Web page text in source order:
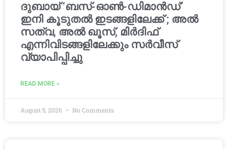
ദുബായ് ‘ബസ്-ഓൺ-ഡിമാൻഡ്’
ഇനി കൂടുതൽ ഇടങ്ങളിലേക്ക് ; അൽ
സത്വ, അൽ ഖൂസ്, മിർദിഫ്
എന്നിവിടങ്ങളിലേക്കും സർവീസ്
വ്യാപിപ്പിച്ചു
READ MORE »
August 5, 2026 No Comments